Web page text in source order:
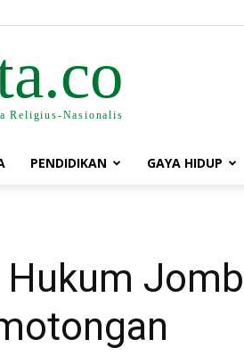
Religius-Nasionalis
PENDIDIKAN GAYA HIDUP